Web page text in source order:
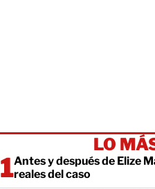
LO
Antes y después de Elize
reales del caso